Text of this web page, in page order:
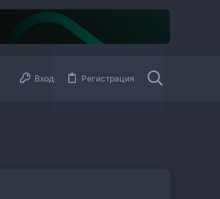
Вход Регистрация